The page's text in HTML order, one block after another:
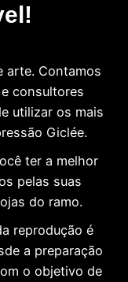
arte. Contamos
consultores
utilizar os mais
Giclée.
ter a melhor
pelas suas
do ramo.
reprodução é
a preparação
o objetivo de